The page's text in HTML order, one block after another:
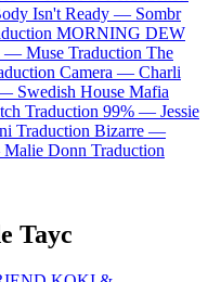
Isn't Ready — Sombr
MORNING DEW
— Muse Traduction The
Camera — Charli
— Swedish House Mafia
Traduction 99% — Jessie
Traduction Bizarre —
Malie Donn Traduction
Tayc